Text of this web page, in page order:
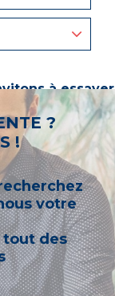
à essayer
un « métier ».
?
!
votre
tout des